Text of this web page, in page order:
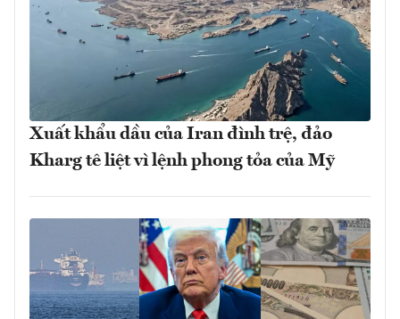
Xuất khẩu dầu của Iran đình trệ, đảo
Kharg tê liệt vì lệnh phong tỏa của Mỹ